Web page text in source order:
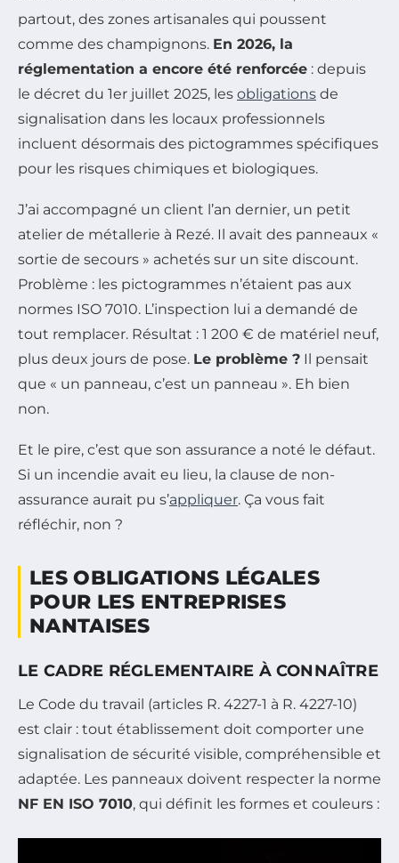
partout, des zones artisanales qui poussent
comme des champignons. En 2026, la
réglementation a encore été renforcée : depuis
le décret du 1er juillet 2025, les obligations de
signalisation dans les locaux professionnels
incluent désormais des pictogrammes spécifiques
pour les risques chimiques et biologiques.
J’ai accompagné un client l’an dernier, un petit
atelier de métallerie à Rezé. Il avait des panneaux «
sortie de secours » achetés sur un site discount.
Problème : les pictogrammes n’étaient pas aux
normes ISO 7010. L’inspection lui a demandé de
tout remplacer. Résultat : 1 200 € de matériel neuf,
plus deux jours de pose. Le problème ? Il pensait
que « un panneau, c’est un panneau ». Eh bien
non.
Et le pire, c’est que son assurance a noté le défaut.
Si un incendie avait eu lieu, la clause de non-
assurance aurait pu s’appliquer. Ça vous fait
réfléchir, non ?
LES OBLIGATIONS LÉGALES
POUR LES ENTREPRISES
NANTAISES
LE CADRE RÉGLEMENTAIRE À CONNAÎTRE
Le Code du travail (articles R. 4227-1 à R. 4227-10)
est clair : tout établissement doit comporter une
signalisation de sécurité visible, compréhensible et
adaptée. Les panneaux doivent respecter la norme
NF EN ISO 7010, qui définit les formes et couleurs :